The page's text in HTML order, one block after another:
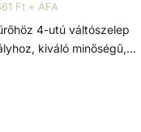
Ft + ÁFA
kiváló minőségű,